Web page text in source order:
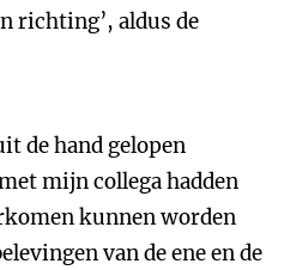
richting’, aldus de
de hand gelopen
mijn collega hadden
kunnen worden
van de ene en de